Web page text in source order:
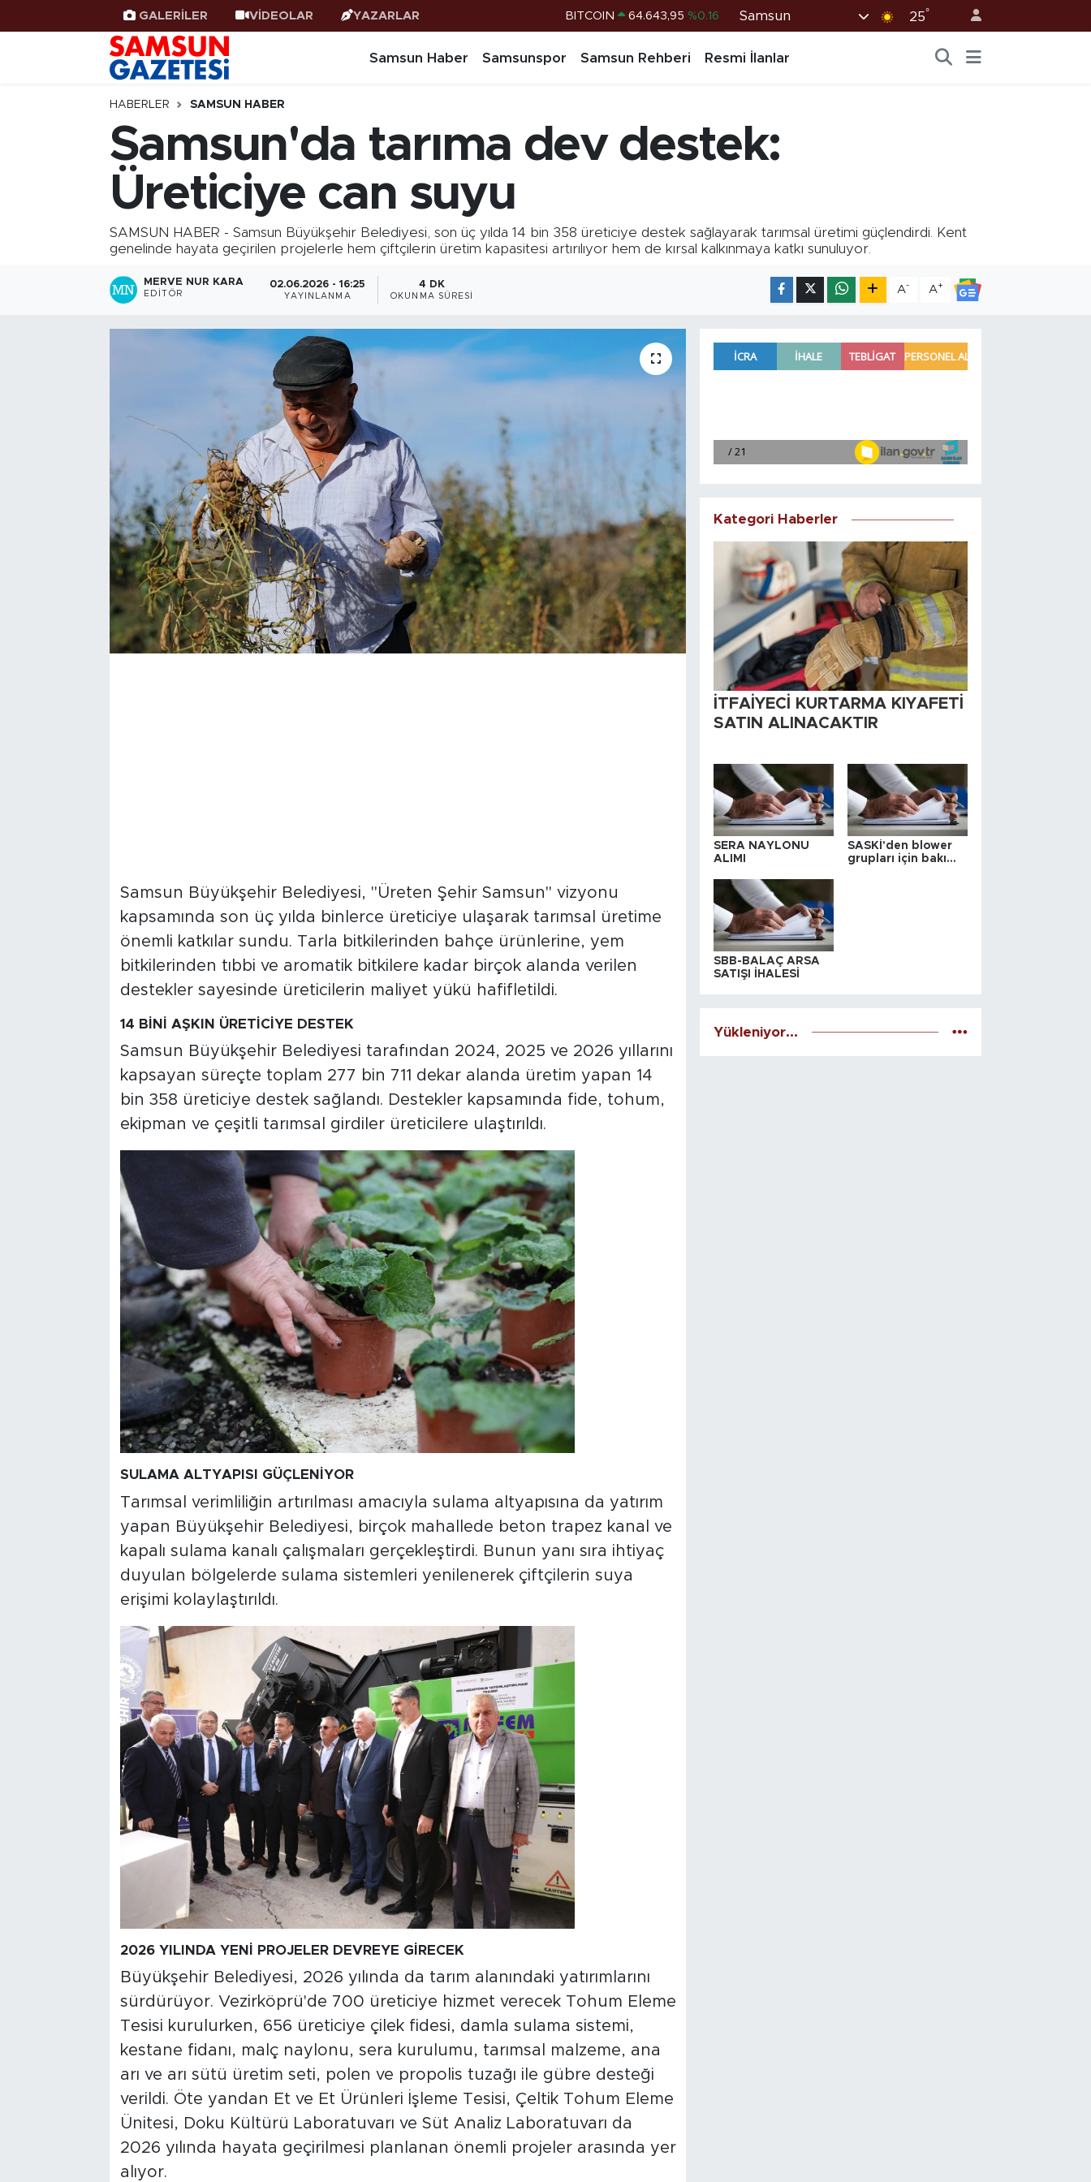
GALERİLER VİDEOLAR YAZARLAR DOLAR 47,6006 %0.06
BİST100 13.799 %70
BITCOIN 64.643,95 %0.16
Samsun 25°
Samsun Haber Samsunspor Samsun Rehberi Resmi İlanlar
HABERLER SAMSUN HABER
Samsun'da tarıma dev destek:
Üreticiye can suyu
SAMSUN HABER - Samsun Büyükşehir Belediyesi, son üç yılda 14 bin 358 üreticiye destek sağlayarak tarımsal üretimi güçlendirdi. Kent
genelinde hayata geçirilen projelerle hem çiftçilerin üretim kapasitesi artırılıyor hem de kırsal kalkınmaya katkı sunuluyor.
MERVE NUR KARA
EDITÖR
02.06.2026 - 16:25
YAYINLANMA
4 DK
OKUNMA SÜRESI
A- A+
Samsun Büyükşehir Belediyesi, "Üreten Şehir Samsun" vizyonu
kapsamında son üç yılda binlerce üreticiye ulaşarak tarımsal üretime
önemli katkılar sundu. Tarla bitkilerinden bahçe ürünlerine, yem
bitkilerinden tıbbi ve aromatik bitkilere kadar birçok alanda verilen
destekler sayesinde üreticilerin maliyet yükü hafifletildi.
14 BİNİ AŞKIN ÜRETİCİYE DESTEK
Samsun Büyükşehir Belediyesi tarafından 2024, 2025 ve 2026 yıllarını
kapsayan süreçte toplam 277 bin 711 dekar alanda üretim yapan 14
bin 358 üreticiye destek sağlandı. Destekler kapsamında fide, tohum,
ekipman ve çeşitli tarımsal girdiler üreticilere ulaştırıldı.
SULAMA ALTYAPISI GÜÇLENİYOR
Tarımsal verimliliğin artırılması amacıyla sulama altyapısına da yatırım
yapan Büyükşehir Belediyesi, birçok mahallede beton trapez kanal ve
kapalı sulama kanalı çalışmaları gerçekleştirdi. Bunun yanı sıra ihtiyaç
duyulan bölgelerde sulama sistemleri yenilenerek çiftçilerin suya
erişimi kolaylaştırıldı.
2026 YILINDA YENİ PROJELER DEVREYE GİRECEK
Büyükşehir Belediyesi, 2026 yılında da tarım alanındaki yatırımlarını
sürdürüyor. Vezirköprü'de 700 üreticiye hizmet verecek Tohum Eleme
Tesisi kurulurken, 656 üreticiye çilek fidesi, damla sulama sistemi,
kestane fidanı, malç naylonu, sera kurulumu, tarımsal malzeme, ana
arı ve arı sütü üretim seti, polen ve propolis tuzağı ile gübre desteği
verildi. Öte yandan Et ve Et Ürünleri İşleme Tesisi, Çeltik Tohum Eleme
Ünitesi, Doku Kültürü Laboratuvarı ve Süt Analiz Laboratuvarı da
2026 yılında hayata geçirilmesi planlanan önemli projeler arasında yer
alıyor.
Kategori Haberler
İTFAİYECİ KURTARMA KIYAFETİ
SATIN ALINACAKTIR
SERA NAYLONU
ALIMI
SASKİ'den blower
grupları için bakım
SBB-BALAÇ ARSA
SATIŞI İHALESİ
Yükleniyor...
Samsun Haber
Samsunspor
Samsun Rehberi
Samsun Nöbetçi Eczaneler
Samsun Hava Durumu
SAMSUN Namaz Vakitleri
Samsun Trafik Yoğunluk Haritası
Süper Lig Puan Durumu ve Fikstür